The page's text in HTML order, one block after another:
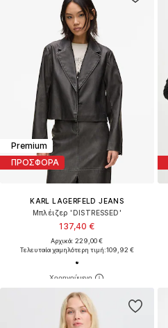
Premium
ΠΡΟΣΦΟΡΑ
KARL LAGERFELD JEANS
Μπλέιζερ 'DISTRESSED'
137,40 €
Αρχικά: 229,00 €
Τελευταία χαμηλότερη τιμή:109,92 €